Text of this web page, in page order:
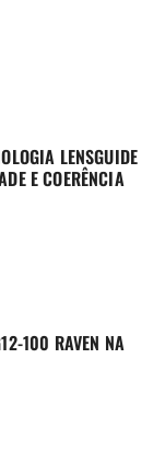
LENSGUIDE
E COERÊNCIA
100 RAVEN NA